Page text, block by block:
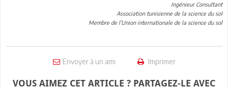
Ingénieur Consultant
Association tunisienne de la science du sol
Membre de l’Union internationale de la science du sol
Envoyer à un ami Imprimer
VOUS AIMEZ CET ARTICLE ? PARTAGEZ-LE AVEC